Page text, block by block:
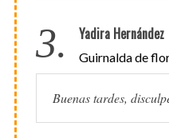
3. Yadira Hernández
Guirnalda de
Buenas tardes,